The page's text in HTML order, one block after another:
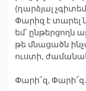
(դարձյալ
Փարիզ է տարել
եմ՝ ընթերցողն
թե մնացածն
ուստի,
Փարի՜զ,